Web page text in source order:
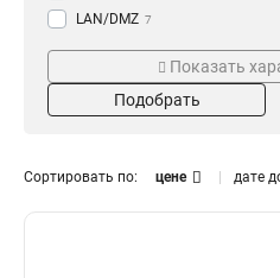
LAN/DMZ 7
SFP 14
4
Показать
Подобрать
Сортировать по: цене дате